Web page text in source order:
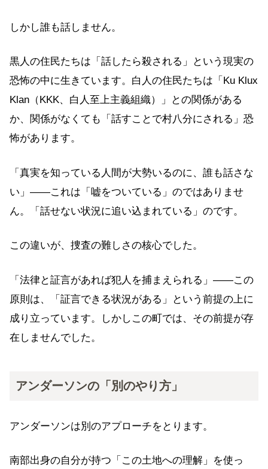
しかし誰も話しません。
黒人の住民たちは「話したら殺される」という現実の
恐怖の中に生きています。白人の住民たちは「Ku Klux
Klan（KKK、白人至上主義組織）」との関係がある
か、関係がなくても「話すことで村八分にされる」恐
怖があります。
「真実を知っている人間が大勢いるのに、誰も話さな
い」——これは「嘘をついている」のではありませ
ん。「話せない状況に追い込まれている」のです。
この違いが、捜査の難しさの核心でした。
「法律と証言があれば犯人を捕まえられる」——この
原則は、「証言できる状況がある」という前提の上に
成り立っています。しかしこの町では、その前提が存
在しませんでした。
アンダーソンの「別のやり方」
アンダーソンは別のアプローチをとります。
南部出身の自分が持つ「この土地への理解」を使っ